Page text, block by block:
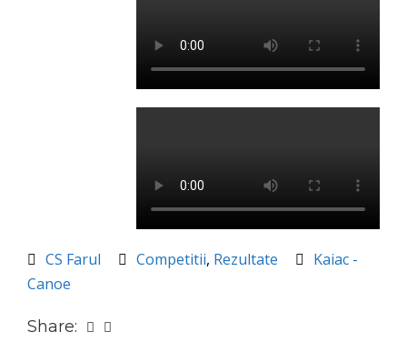
CS Farul Competitii, Rezultate
Kaiac -
Canoe
Share: